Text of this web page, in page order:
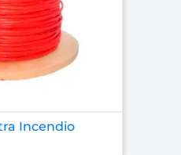
Incendio